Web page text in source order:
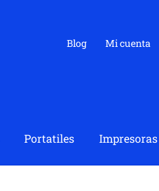
Blog Mi cuenta
Portatiles Impresoras